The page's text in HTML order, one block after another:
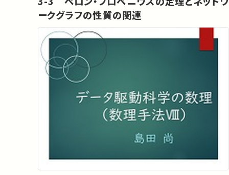
ークグラフの性質の関連